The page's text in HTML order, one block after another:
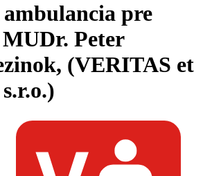
ambulancia pre
Peter
(VERITAS et